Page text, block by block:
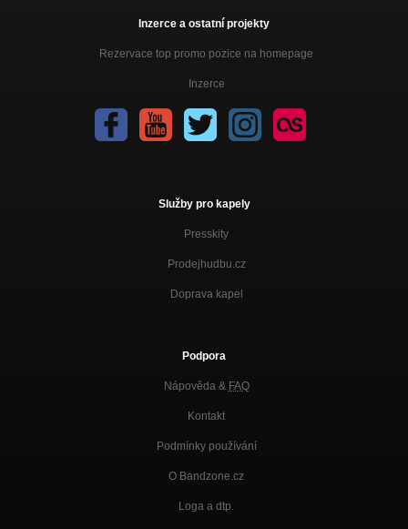
Inzerce a ostatní projekty
Rezervace top promo pozice na homepage
Inzerce
Služby pro kapely
Presskity
Prodejhudbu.cz
Doprava kapel
Podpora
Nápověda & FAQ
Kontakt
Podmínky používání
O Bandzone.cz
Loga a dtp.